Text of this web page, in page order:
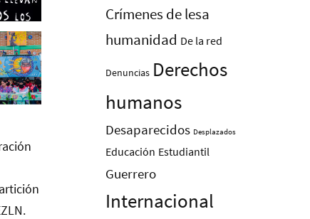
Crímenes de lesa
humanidad De la red
Denuncias Derechos
humanos
Desaparecidos Desplazados
Educación Estudiantil
Guerrero
Internacional